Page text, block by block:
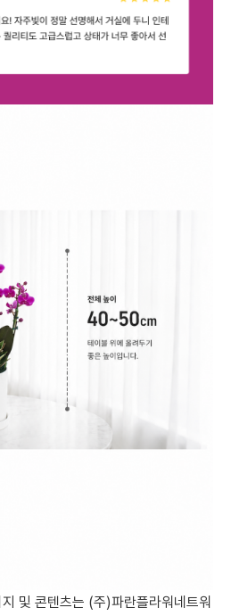
및 콘텐츠는 (주)파란플라워네트워